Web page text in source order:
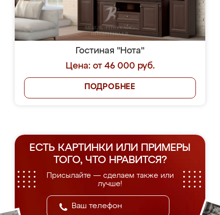
Гостиная "Нота"
Цена: от 46 000 руб.
ПОДРОБНЕЕ
ЕСТЬ КАРТИНКИ ИЛИ ПРИМЕРЫ
ТОГО, ЧТО НРАВИТСЯ?
Присылайте — сделаем также или
лучше!